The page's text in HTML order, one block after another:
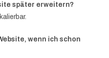
später erweitern?
wenn ich schon